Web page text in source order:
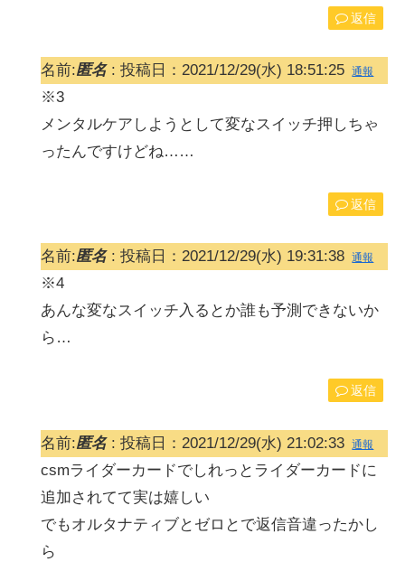
返信
名前:匿名: 投稿日：2021/12/29(水) 18:51:25 通報
※3
メンタルケアしようとして変なスイッチ押しちゃ
ったんですけどね……
返信
名前:匿名: 投稿日：2021/12/29(水) 19:31:38 通報
※4
あんな変なスイッチ入るとか誰も予測できないか
ら…
返信
名前:匿名: 投稿日：2021/12/29(水) 21:02:33 通報
csmライダーカードでしれっとライダーカードに
追加されてて実は嬉しい
でもオルタナティブとゼロとで返信音違ったかし
ら